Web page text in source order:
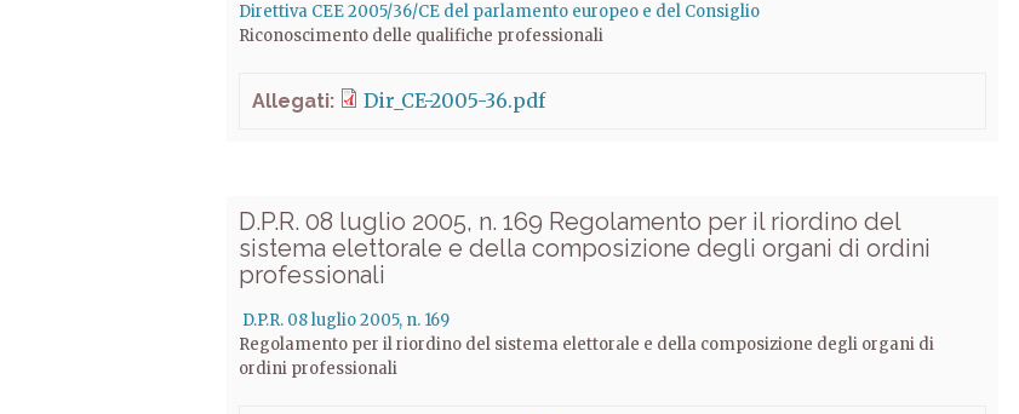
Direttiva CEE 2005/36/CE del parlamento europeo e del Consiglio
Riconoscimento delle qualifiche professionali
Allegati: Dir_CE-2005-36.pdf
D.P.R. 08 luglio 2005, n. 169 Regolamento per il riordino del
sistema elettorale e della composizione degli organi di ordini
professionali
D.P.R. 08 luglio 2005, n. 169
Regolamento per il riordino del sistema elettorale e della composizione degli organi di
ordini professionali